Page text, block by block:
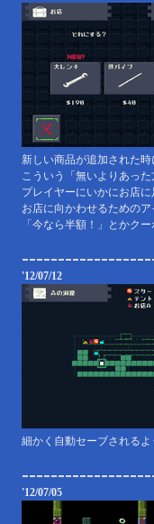
新しい商品が追加された
こういう「無いよりあっ
プレイヤーにいかにお店
お店に向かわせるための
「今なら半額！」とかク
'12/07/12
細かく自動セーブされる
'12/07/05